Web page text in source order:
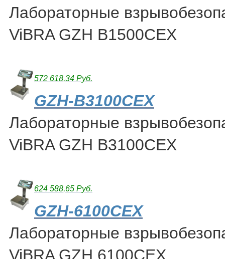
Лабораторные
ViBRA GZH B1500CEX
572 618,34 Руб.
GZH-B3100CEX
Лабораторные
ViBRA GZH B3100CEX
624 588,65 Руб.
GZH-6100CEX
Лабораторные
ViBRA GZH 6100CEX